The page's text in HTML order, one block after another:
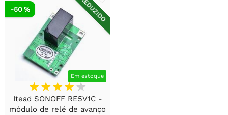
REDUZIDO
Em estoque
-50 %
Itead SONOFF RE5V1C -
módulo de relé de avanço